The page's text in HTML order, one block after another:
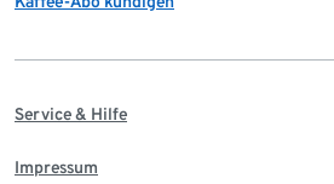
Service & Hilfe
Impressum